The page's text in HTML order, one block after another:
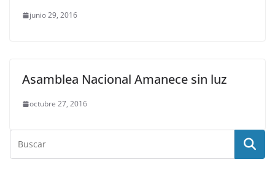
junio 29, 2016
Asamblea Nacional Amanece sin luz
octubre 27, 2016